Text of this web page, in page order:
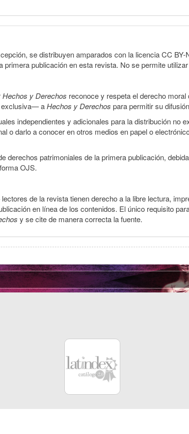
se distribuyen amparados con la licencia CC
publicación en esta revista. No se permite
Hechos y Derechos reconoce y respeta el derecho
exclusiva— aHechos y Derechos para permitir su
independientes y adicionales para la distribución no
o darlo a conocer en otros medios en papel o
derechos patrimoniales de la primera publicación,
OJS.
de la revista tienen derecho a la libre lectura,
en línea de los contenidos. El único requisito
y se cite de manera correcta la fuente.